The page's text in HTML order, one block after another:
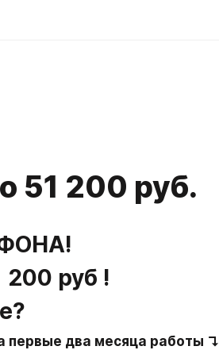
51 200 руб.
200 руб !
первые два месяца работы ↴